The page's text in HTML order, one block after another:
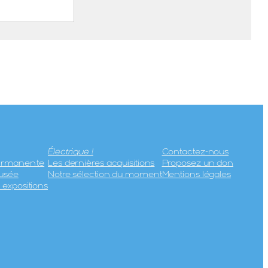
Électrique !
Les dernières acquisitions
Notre sélection du moment
Contactez-nous
Proposez un don
Mentions légales